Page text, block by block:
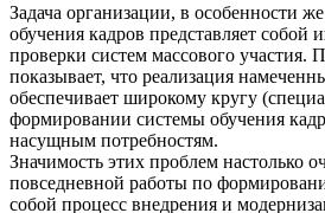
Задача организации, в особенности
обучения кадров представляет собой
проверки систем массового участия.
показывает, что реализация
обеспечивает широкому кругу
формировании системы обучения
насущным потребностям.
Значимость этих проблем настолько
повседневной работы по
собой процесс внедрения и